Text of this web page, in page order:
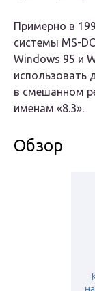
Примерно в
системы MS-
Windows 95 и
использовать
в смешанном
именам «8.3».
Обзор